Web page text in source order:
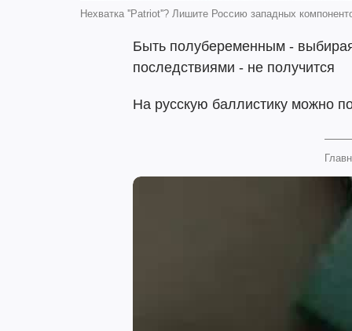
Нехватка ''Patriot''? Лишите Россию западных
Быть полубеременным -
последствиями - не получится
На русскую баллистику можно